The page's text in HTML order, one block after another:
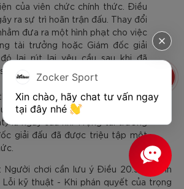
của viên chức chính thức. Điều
ra sự trì hoãn trận đấu. Thay đổi
đưa ra một hình phạt cho việc
tài trưởng hoặc Giám đốc giải
lại rút lại yêu cầu sau khi đã
trì hoãn đó. Trọng tài không “ghi
cầu Trọng tài trưởng một cách
do đó, bản sửa đổi làm rõ thời
cầu không thể bị hủy bỏ (mà
là ngay sau khi Trọng tài trưởng
giải đấu đã được triệu tập một
Người chơi cần lưu ý Điều 20.J.2: Cảnh
kỹ thuật - Khi phán quyết của trọng
Zocker Sport
Xin chào, hãy chat tư vấn ngay
tại đây nhé